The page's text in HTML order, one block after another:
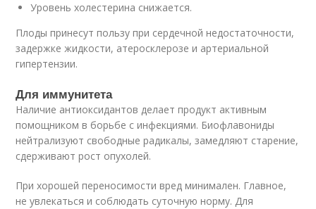
Уровень холестерина снижается.
Плоды принесут пользу при сердечной недостаточности,
задержке жидкости, атеросклерозе и артериальной
гипертензии.
Для иммунитета
Наличие антиоксидантов делает продукт активным
помощником в борьбе с инфекциями. Биофлавониды
нейтрализуют свободные радикалы, замедляют старение,
сдерживают рост опухолей.
При хорошей переносимости вред минимален. Главное,
не увлекаться и соблюдать суточную норму. Для